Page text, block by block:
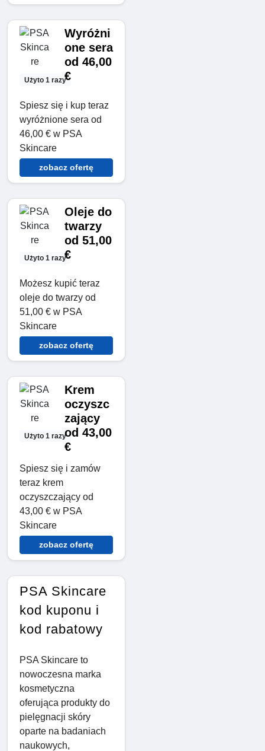
Użyto 1 razy
Wyróżni
one sera
od 46,00
€
Spiesz się i kup teraz
wyróżnione sera od
46,00 € w PSA
Skincare
zobacz ofertę
Użyto 1 razy
Oleje do
twarzy
od 51,00
€
Możesz kupić teraz
oleje do twarzy od
51,00 € w PSA
Skincare
zobacz ofertę
Użyto 1 razy
Krem
oczyszc
zający
od 43,00
€
Spiesz się i zamów
teraz krem
oczyszczający od
43,00 € w PSA
Skincare
zobacz ofertę
PSA Skincare
kod kuponu i
kod rabatowy
PSA Skincare to
nowoczesna marka
kosmetyczna
oferująca produkty do
pielęgnacji skóry
oparte na badaniach
naukowych,